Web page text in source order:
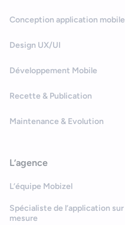
Conception application mobile
Design UX/UI
Développement Mobile
Recette & Publication
Maintenance & Evolution
L’agence
L’équipe Mobizel
Spécialiste de l’application sur
mesure